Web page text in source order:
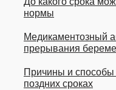
нормы
Медикаментозный
прерывания
Причины и
поздних сроках